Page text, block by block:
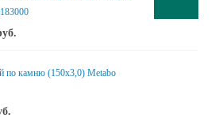
по камню (150x3,0) Metabo